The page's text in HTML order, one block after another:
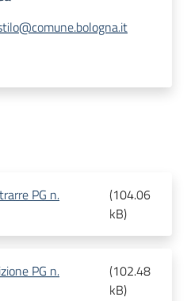
PG n.
(104.06
kB)
PG n.
(102.48
kB)